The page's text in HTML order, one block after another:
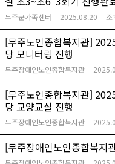
무주군가족센터 2025.08.20 조
[무주노인종합복지관]
당 모니터링 진행
무주장애인노인종합복지관
[무주노인종합복지관]
당 교양교실 진행
무주장애인노인종합복지관
[무주장애인노인종합복지